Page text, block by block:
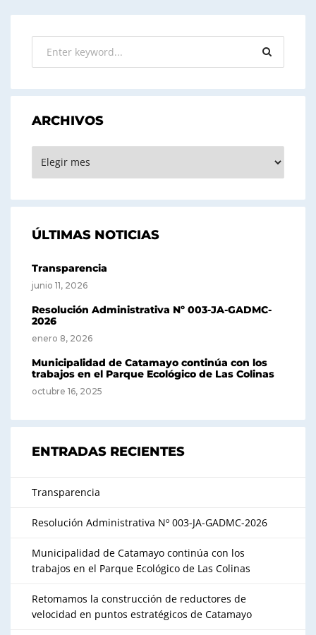
ARCHIVOS
ÚLTIMAS NOTICIAS
Transparencia
junio 11, 2026
Resolución Administrativa Nº 003-JA-GADMC-
2026
enero 8, 2026
Municipalidad de Catamayo continúa con los
trabajos en el Parque Ecológico de Las Colinas
octubre 16, 2025
ENTRADAS RECIENTES
Transparencia
Resolución Administrativa Nº 003-JA-GADMC-2026
Municipalidad de Catamayo continúa con los
trabajos en el Parque Ecológico de Las Colinas
Retomamos la construcción de reductores de
velocidad en puntos estratégicos de Catamayo